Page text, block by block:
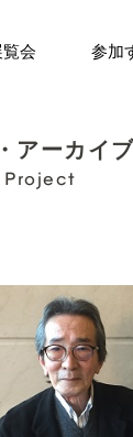
覧会 参加
アーカイ
Project